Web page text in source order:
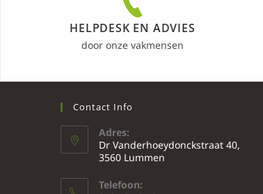
HELPDESK EN ADVIES
door onze vakmensen
Contact Info
Adres:
Dr Vanderhoeydonckstraat 40,
3560 Lummen
Telefoon: